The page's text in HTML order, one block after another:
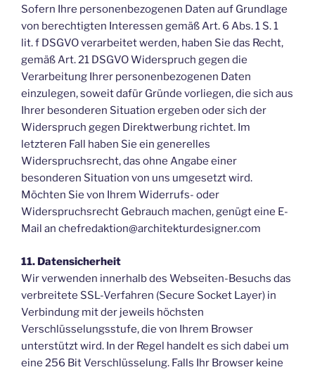
Sofern Ihre personenbezogenen Daten auf Grundlage
von berechtigten Interessen gemäß Art. 6 Abs. 1 S. 1
lit. f DSGVO verarbeitet werden, haben Sie das Recht,
gemäß Art. 21 DSGVO Widerspruch gegen die
Verarbeitung Ihrer personenbezogenen Daten
einzulegen, soweit dafür Gründe vorliegen, die sich aus
Ihrer besonderen Situation ergeben oder sich der
Widerspruch gegen Direktwerbung richtet. Im
letzteren Fall haben Sie ein generelles
Widerspruchsrecht, das ohne Angabe einer
besonderen Situation von uns umgesetzt wird.
Möchten Sie von Ihrem Widerrufs- oder
Widerspruchsrecht Gebrauch machen, genügt eine E-
Mail an chefredaktion@architekturdesigner.com
11. Datensicherheit
Wir verwenden innerhalb des Webseiten-Besuchs das
verbreitete SSL-Verfahren (Secure Socket Layer) in
Verbindung mit der jeweils höchsten
Verschlüsselungsstufe, die von Ihrem Browser
unterstützt wird. In der Regel handelt es sich dabei um
eine 256 Bit Verschlüsselung. Falls Ihr Browser keine